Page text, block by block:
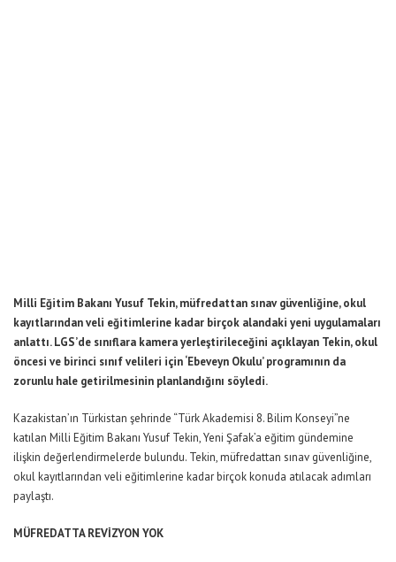
Milli Eğitim Bakanı Yusuf Tekin, müfredattan sınav güvenliğine, okul
kayıtlarından veli eğitimlerine kadar birçok alandaki yeni uygulamaları
anlattı. LGS’de sınıflara kamera yerleştirileceğini açıklayan Tekin, okul
öncesi ve birinci sınıf velileri için ‘Ebeveyn Okulu’ programının da
zorunlu hale getirilmesinin planlandığını söyledi.
Kazakistan’ın Türkistan şehrinde “Türk Akademisi 8. Bilim Konseyi”ne
katılan Milli Eğitim Bakanı Yusuf Tekin, Yeni Şafak’a eğitim gündemine
ilişkin değerlendirmelerde bulundu. Tekin, müfredattan sınav güvenliğine,
okul kayıtlarından veli eğitimlerine kadar birçok konuda atılacak adımları
paylaştı.
MÜFREDATTA REVİZYON YOK